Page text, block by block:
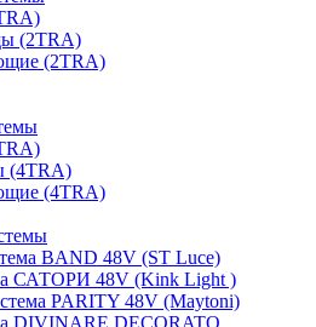
(2TRA)
(2TRA)
(4TRA)
(4TRA)
BAND 48V (ST Luce)
САТОРИ 48V (Kink Light )
PARITY 48V (Maytoni)
DIVINARE DECORATO